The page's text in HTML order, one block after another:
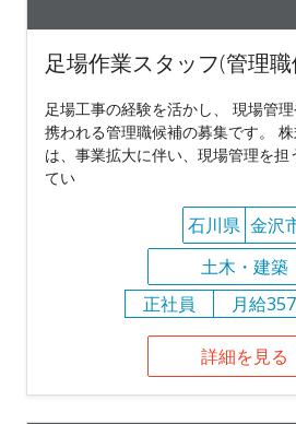
足場作業スタッフ(管理
足場工事の経験を活かし、 現場管
携われる管理職候補の募集です。
は、事業拡大に伴い、現場管理を担
てい
石川県 金沢
土木・建築
正社員
月給
詳細を見る